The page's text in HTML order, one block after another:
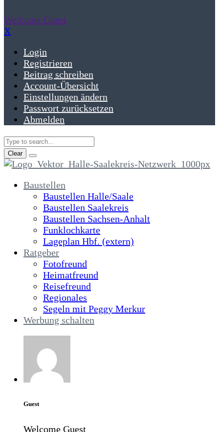
Welcome Guest
X
Login
Registrieren
Beitrag schreiben
Account-Übersicht
Einstellungen ändern
Passwort zurücksetzen
Abmelden
Clear
Baustellen
Baustellen Halle/Saale
Baustellen Saalekreis
Baustellen Sachsen-Anhalt
Funklochkarte
Lageplan Hbf. (extern)
Ratgeber
Fotofreund
Heimatfreund
Reisefreund
Regionales
Segeln mit Peggy Merkur
Werbung schalten
Guest
Welcome Guest